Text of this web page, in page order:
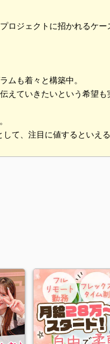
ロジェクトに招かれるケー
ムも着々と構築中。
えていきたいという希望も
て、注目に値するといえる